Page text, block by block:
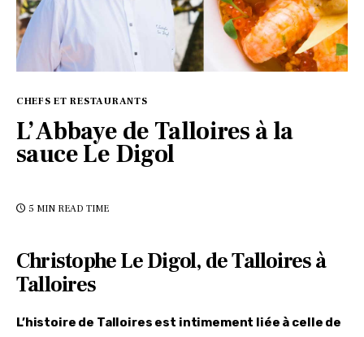
Évènements
CHEFS ET RESTAURANTS
L’Abbaye de Talloires à la
sauce Le Digol
5 MIN READ TIME
Christophe Le Digol, de Talloires à
Talloires
L’histoire de Talloires est intimement liée à celle de